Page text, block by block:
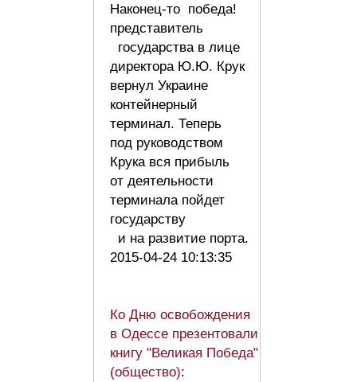
Наконец-то победа!
представитель
государства в лице
директора Ю.Ю. Крук
вернул Украине
контейнерный
терминал. Теперь
под руководством
Крука вся прибыль
от деятельности
терминала пойдет
государству
и на развитие порта.
2015-04-24 10:13:35
Ко Дню освобождения
в Одессе презентовали
книгу "Великая Победа"
(общество):